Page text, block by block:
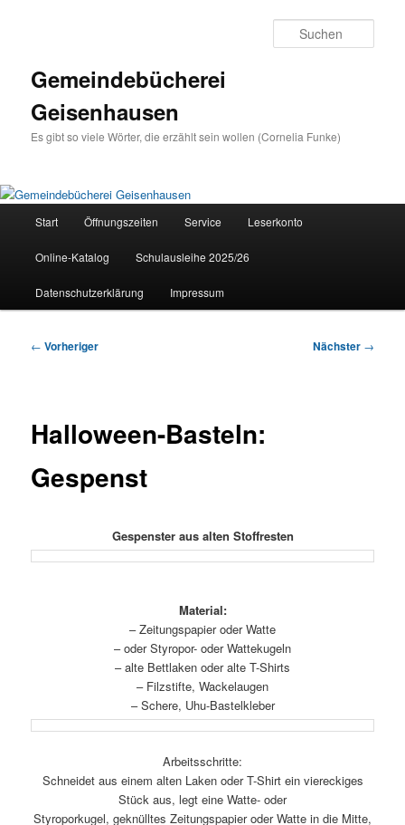
Gemeindebücherei
Geisenhausen
Es gibt so viele Wörter, die erzählt sein wollen (Cornelia Funke)
Start Öffnungszeiten Service Leserkonto
Online-Katalog Schulausleihe 2025/26
Datenschutzerklärung Impressum
Beitragsnavigation
← Vorheriger Nächster →
Halloween-Basteln:
Gespenst
Gespenster aus alten Stoffresten
Material:
– Zeitungspapier oder Watte
– oder Styropor- oder Wattekugeln
– alte Bettlaken oder alte T-Shirts
– Filzstifte, Wackelaugen
– Schere, Uhu-Bastelkleber
Arbeitsschritte:
Schneidet aus einem alten Laken oder T-Shirt ein viereckiges
Stück aus, legt eine Watte- oder
Styroporkugel, geknülltes Zeitungspapier oder Watte in die Mitte,